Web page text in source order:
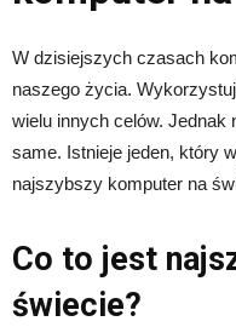
W dzisiejszych czasach
naszego życia.
wielu innych celów.
same. Istnieje jeden, który
najszybszy komputer na
Co to jest
świecie?